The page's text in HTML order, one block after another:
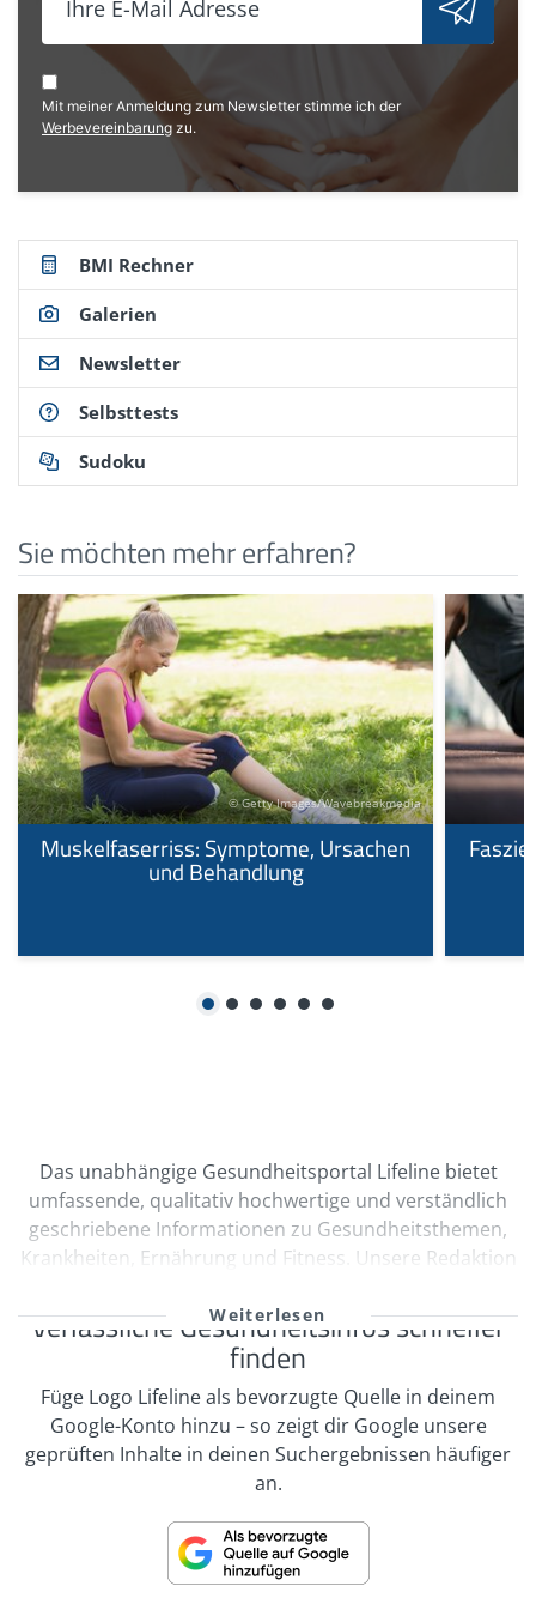
Mit meiner Anmeldung zum Newsletter stimme ich der
Werbevereinbarung zu.
BMI Rechner
Galerien
Newsletter
Selbsttests
Sudoku
Sie möchten mehr erfahren?
© Getty Images/Wavebreakmedia
Muskelfaserriss: Symptome, Ursachen
und Behandlung
1 2 3 4 5 6
Das unabhängige Gesundheitsportal Lifeline bietet
umfassende, qualitativ hochwertige und verständlich
geschriebene Informationen zu Gesundheitsthemen,
Krankheiten, Ernährung und Fitness. Unsere Redaktion
kontinuierlichen Erstellung und Qualitätssicherung
unserer Inhalte unterstützt. Viele unserer
Informationen sind multimedial mit Videos und
informativen Bildergalerien aufbereitet. Zahlreiche
Selbsttests regen zur Interaktion an. In unserem
Expertenrat und Foren zu verschiedenen
Themenbereichen können die Nutzer von Lifeline mit
Experten Themen diskutieren oder sich auch mit
anderen Nutzern austauschen. Unsere Informationen
sollen keinesfalls als Ersatz für einen Arztbesuch
Verlässliche Gesundheitsinfos schneller
finden
Füge Logo Lifeline als bevorzugte Quelle in deinem
Google-Konto hinzu – so zeigt dir Google unsere
geprüften Inhalte in deinen Suchergebnissen häufiger
an.